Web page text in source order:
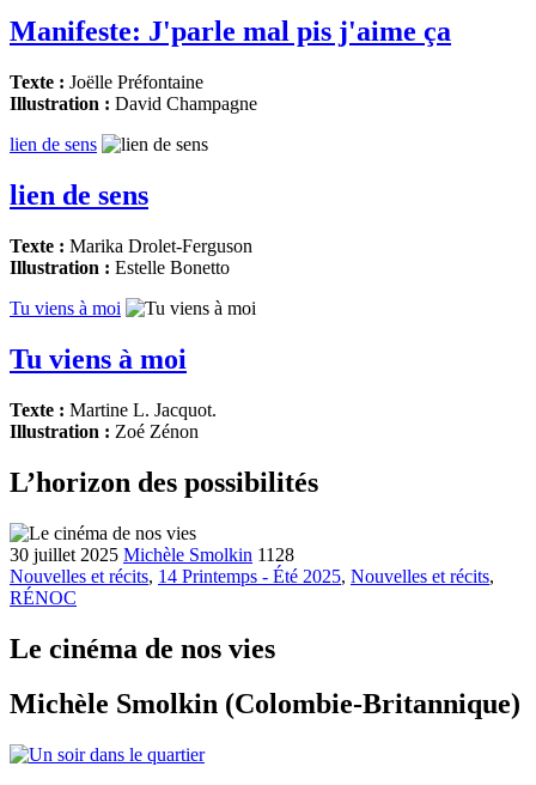
Manifeste: J'parle mal pis j'aime ça
Texte : Joëlle Préfontaine
Illustration : David Champagne
lien de sens
lien de sens
Texte : Marika Drolet-Ferguson
Illustration : Estelle Bonetto
Tu viens à moi
Tu viens à moi
Texte : Martine L. Jacquot.
Illustration : Zoé Zénon
L’horizon des possibilités
30 juillet 2025 Michèle Smolkin 1128
Nouvelles et récits, 14 Printemps - Été 2025, Nouvelles et récits,
RÉNOC
Le cinéma de nos vies
Michèle Smolkin (Colombie-Britannique)